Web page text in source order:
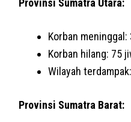
Korban meninggal:
Korban hilang: 75
Wilayah
Provinsi Sumatra Barat: